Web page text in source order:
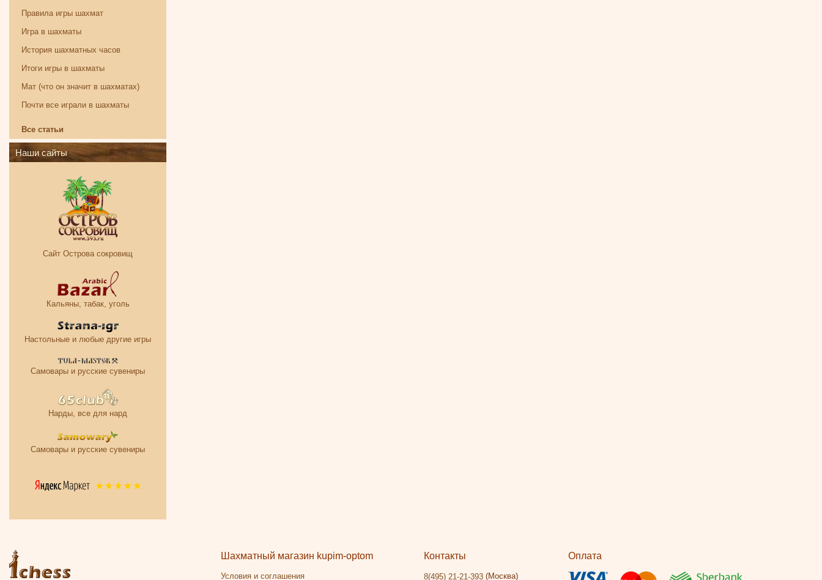
Правила игры шахмат
Игра в шахматы
История шахматных часов
Итоги игры в шахматы
Мат (что он значит в шахматах)
Почти все играли в шахматы
Все статьи
Наши сайты
Сайт Острова сокровищ
Кальяны, табак, уголь
Настольные и любые другие игры
Самовары и русские сувениры
Нарды, все для нард
Самовары и русские сувениры
Шахматный магазин kupim-optom
Условия и соглашения
Контакты
8(495) 21-21-393(Москва)
Оплата